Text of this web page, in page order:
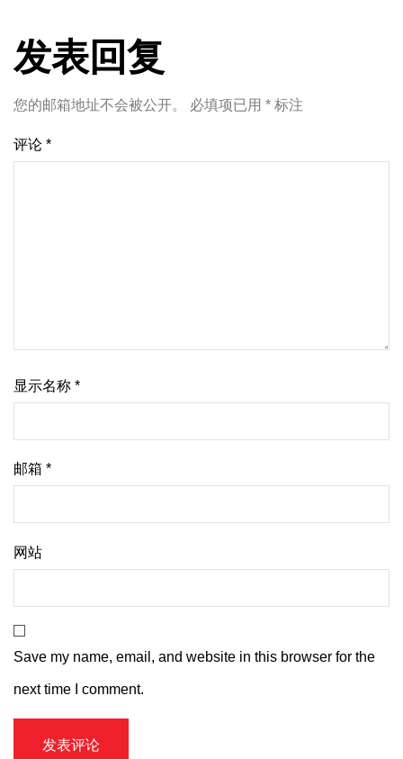
发表回复
您的邮箱地址不会被公开。 必填项已用 * 标注
评论 *
显示名称 *
邮箱 *
网站
Save my name, email, and website in this browser for the
next time I comment.